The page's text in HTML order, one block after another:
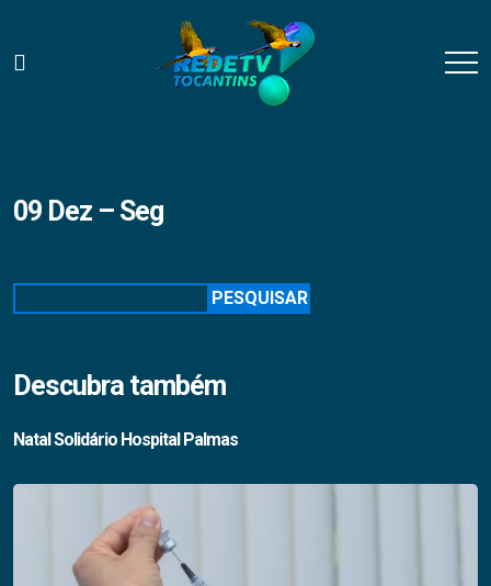
09 Dez – Seg
PESQUISAR
Descubra também
Natal Solidário Hospital Palmas